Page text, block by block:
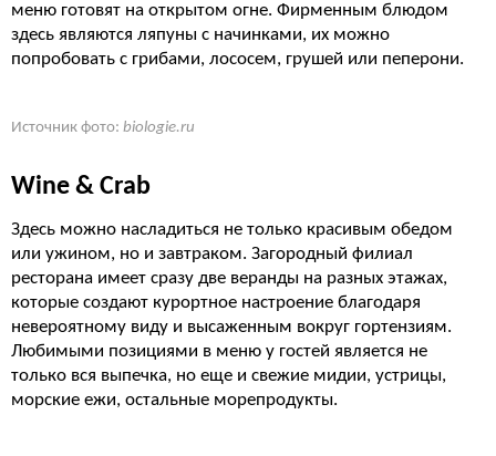
меню готовят на открытом огне. Фирменным блюдом
здесь являются ляпуны с начинками, их можно
попробовать с грибами, лососем, грушей или пеперони.
Источник фото: biologie.ru
Wine & Crab
Здесь можно насладиться не только красивым обедом
или ужином, но и завтраком. Загородный филиал
ресторана имеет сразу две веранды на разных этажах,
которые создают курортное настроение благодаря
невероятному виду и высаженным вокруг гортензиям.
Любимыми позициями в меню у гостей является не
только вся выпечка, но еще и свежие мидии, устрицы,
морские ежи, остальные морепродукты.